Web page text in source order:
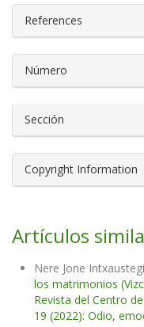
References
Número
Sección
Copyright Information
Artículos
Nere Jone
los matrimonios
Revista del Centro
19 (2022): Odio,